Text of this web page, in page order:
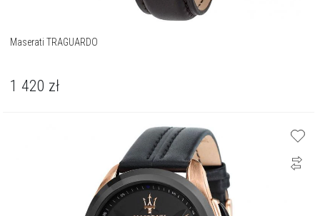
Maserati TRAGUARDO
1 420 zł